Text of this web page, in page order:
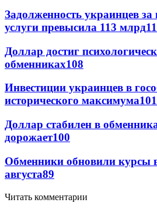
Задолженность украинцев
услуги превысила 113 млрд
Доллар достиг
обменниках108
Инвестиции украинцев в
исторического максимума101
Доллар стабилен в
дорожает100
Обменники обновили курсы
августа89
Читать комментарии